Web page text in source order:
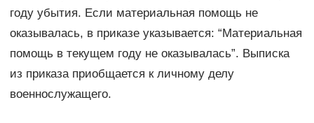
году убытия. Если материальная помощь не
оказывалась, в приказе указывается: “Материальная
помощь в текущем году не оказывалась”. Выписка
из приказа приобщается к личному делу
военнослужащего.